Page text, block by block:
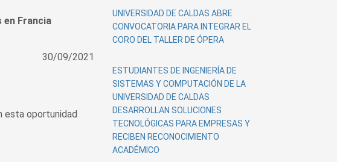
en Francia
30/09/2021
esta oportunidad
UNIVERSIDAD DE CALDAS ABRE
CONVOCATORIA PARA INTEGRAR EL
CORO DEL TALLER DE ÓPERA
ESTUDIANTES DE INGENIERÍA DE
SISTEMAS Y COMPUTACIÓN DE LA
UNIVERSIDAD DE CALDAS
DESARROLLAN SOLUCIONES
TECNOLÓGICAS PARA EMPRESAS Y
RECIBEN RECONOCIMIENTO
ACADÉMICO